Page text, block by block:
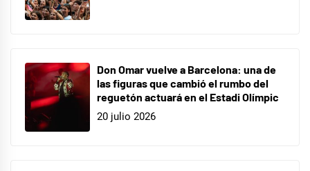
Don Omar vuelve a Barcelona: una de
las figuras que cambió el rumbo del
reguetón actuará en el Estadi Olímpic
20 julio 2026